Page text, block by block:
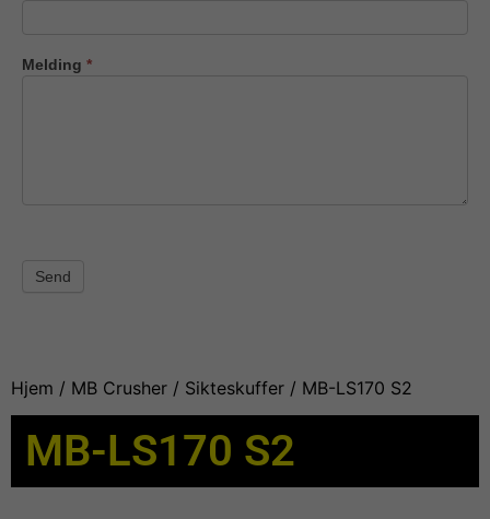
Melding *
Send
Hjem / MB Crusher / Sikteskuffer / MB-LS170 S2
MB-LS170 S2